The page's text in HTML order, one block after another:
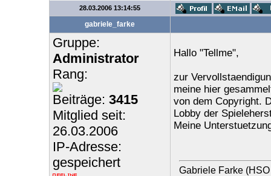
28.03.2006 13:14:55
gabriele_farke
Gruppe:
Administrator
Rang:
Beiträge: 3415
Mitglied seit:
26.03.2006
IP-Adresse:
gespeichert
Hallo "Tellme",
zur
meine hier
von dem Copyright.
Lobby der
Meine
Gabriele Farke (HSO